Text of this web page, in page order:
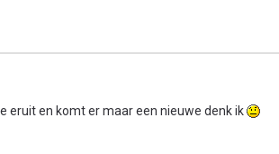
eruit en komt er maar een nieuwe denk ik